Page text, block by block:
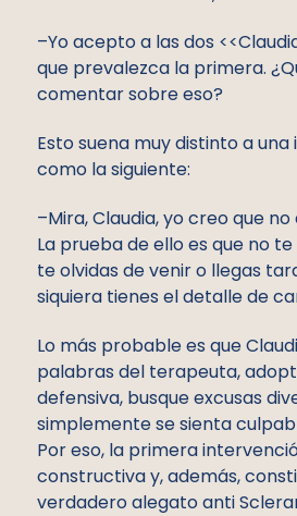
–Yo acepto a las dos
que prevalezca la primera.
comentar sobre eso?
Esto suena muy distinto a
como la siguiente:
–Mira, Claudia, yo creo que
La prueba de ello es que no
te olvidas de venir o llegas
siquiera tienes el detalle de
Lo más probable es que
palabras del terapeuta,
defensiva, busque excusas
simplemente se sienta
Por eso, la primera
constructiva y, además,
verdadero alegato anti